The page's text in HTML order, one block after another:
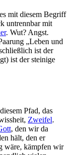
mit diesem Begriff
untrennbar mit
. Wut? Angst.
„Leben und
ist der
ist der steinige
Pfad, das
Zweifel.
, den wir da
hält, den er
wäre, kämpfen wir